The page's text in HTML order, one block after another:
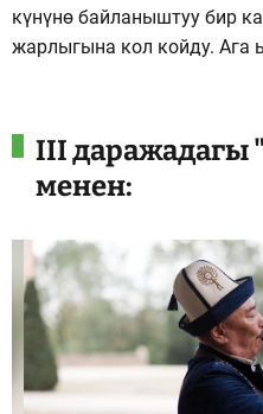
күнүнө байланыштуу бир
жарлыгына кол койду. Ага
III даражадагы
менен: